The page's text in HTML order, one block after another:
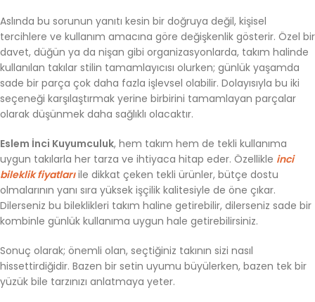
Aslında bu sorunun yanıtı kesin bir doğruya değil, kişisel
tercihlere ve kullanım amacına göre değişkenlik gösterir. Özel bir
davet, düğün ya da nişan gibi organizasyonlarda, takım halinde
kullanılan takılar stilin tamamlayıcısı olurken; günlük yaşamda
sade bir parça çok daha fazla işlevsel olabilir. Dolayısıyla bu iki
seçeneği karşılaştırmak yerine birbirini tamamlayan parçalar
olarak düşünmek daha sağlıklı olacaktır.
Eslem İnci Kuyumculuk, hem takım hem de tekli kullanıma
uygun takılarla her tarza ve ihtiyaca hitap eder. Özellikle inci
bileklik fiyatlarıile dikkat çeken tekli ürünler, bütçe dostu
olmalarının yanı sıra yüksek işçilik kalitesiyle de öne çıkar.
Dilerseniz bu bileklikleri takım haline getirebilir, dilerseniz sade bir
kombinle günlük kullanıma uygun hale getirebilirsiniz.
Sonuç olarak; önemli olan, seçtiğiniz takının sizi nasıl
hissettirdiğidir. Bazen bir setin uyumu büyülerken, bazen tek bir
yüzük bile tarzınızı anlatmaya yeter.